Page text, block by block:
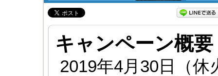
キャンペーン概要
2019年4月30日（